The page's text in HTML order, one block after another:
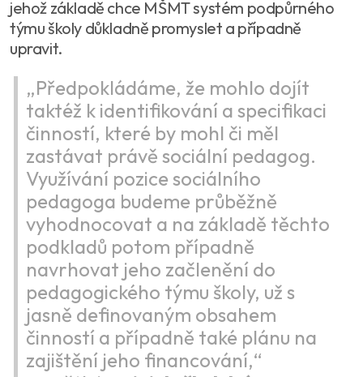
jehož základě chce MŠMT systém podpůrného
týmu školy důkladně promyslet a případně
upravit.
„Předpokládáme, že mohlo dojít
taktéž k identifikování a specifikaci
činností, které by mohl či měl
zastávat právě sociální pedagog.
Využívání pozice sociálního
pedagoga budeme průběžně
vyhodnocovat a na základě těchto
podkladů potom případně
navrhovat jeho začlenění do
pedagogického týmu školy, už s
jasně definovaným obsahem
činností a případně také plánu na
zajištění jeho financování,“